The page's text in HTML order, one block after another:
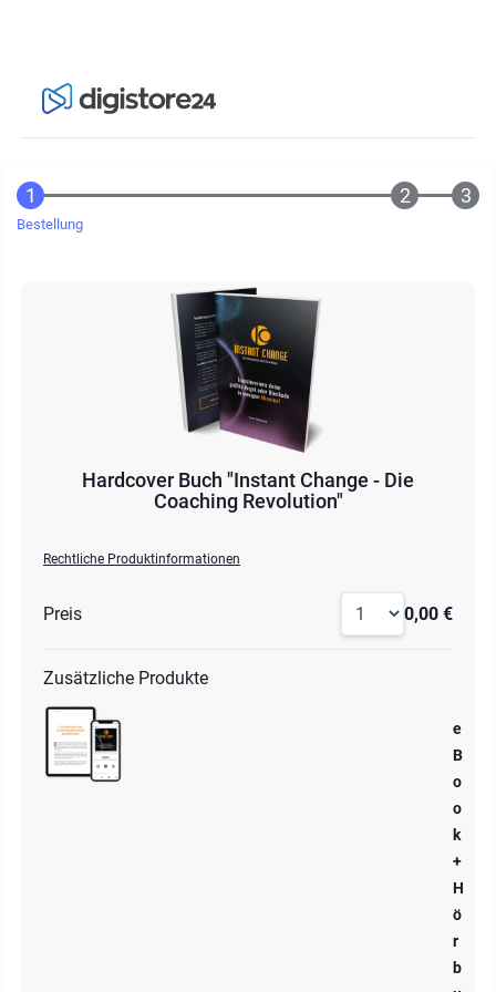
Bestellung
Hardcover Buch "Instant Change - Die
Coaching Revolution"
Rechtliche Produktinformationen
Preis 0,00 €
Zusätzliche Produkte
e
B
o
o
k
+
H
ö
r
b